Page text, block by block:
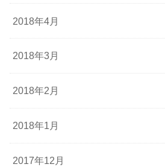
2018年4月
2018年3月
2018年2月
2018年1月
2017年12月